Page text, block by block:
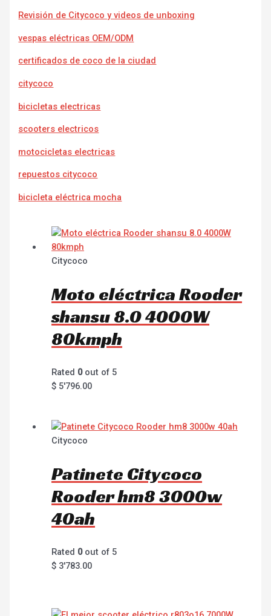
Revisión de Citycoco y videos de unboxing
vespas eléctricas OEM/ODM
certificados de coco de la ciudad
citycoco
bicicletas electricas
scooters electricos
motocicletas electricas
repuestos citycoco
bicicleta eléctrica mocha
Citycoco
Moto eléctrica Rooder
shansu 8.0 4000W
80kmph
Rated 0out of 5
$ 5'796.00
Citycoco
Patinete Citycoco
Rooder hm8 3000w
40ah
Rated 0out of 5
$ 3'783.00